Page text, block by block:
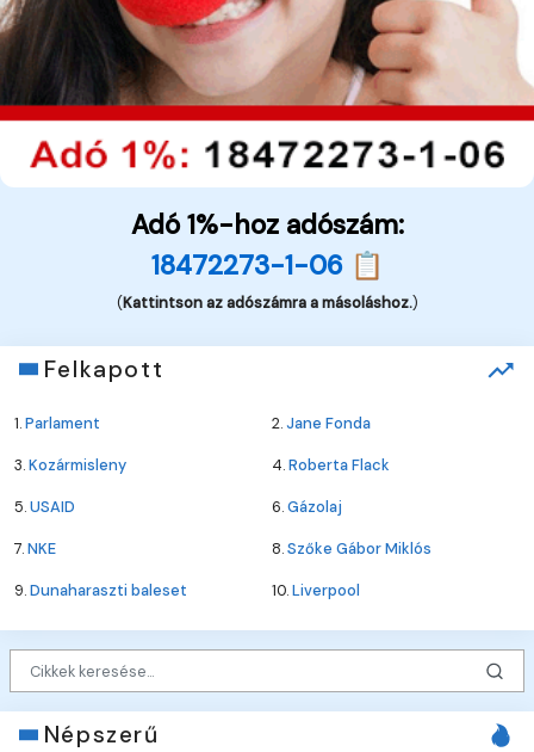
Adó 1%-hoz adószám:
18472273-1-06 📋
(Kattintson az adószámra a másoláshoz.)
Felkapott
1.Parlament 2.Jane Fonda
3.Kozármisleny 4.Roberta Flack
5.USAID 6.Gázolaj
7.NKE 8.Szőke Gábor Miklós
9.Dunaharaszti baleset 10.Liverpool
Népszerű